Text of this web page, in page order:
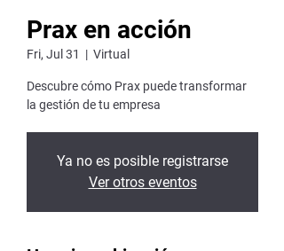
Prax en acción
Fri, Jul 31
  |
Virtual
Descubre cómo Prax puede transformar
la gestión de tu empresa
Ya no es posible registrarse
Ver otros eventos